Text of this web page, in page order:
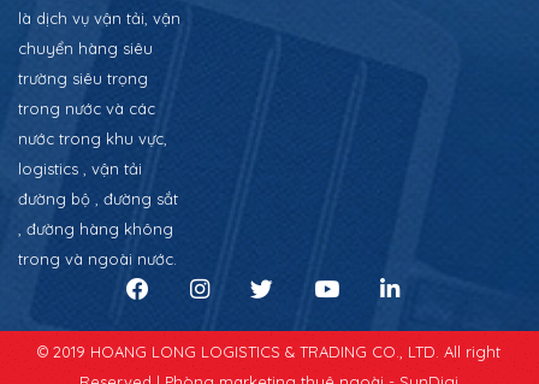
là dịch vụ vận tải, vận
chuyển hàng siêu
trường siêu trọng
trong nước và các
nước trong khu vực,
logistics , vận tải
đường bộ , đường sắt
, đường hàng không
trong và ngoài nước.
© 2019 HOANG LONG LOGISTICS & TRADING CO., LTD. All right